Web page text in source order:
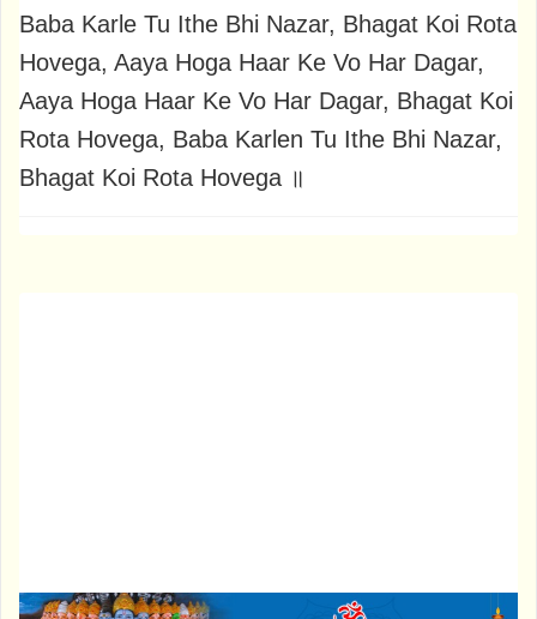
Baba Karle Tu Ithe Bhi Nazar, Bhagat Koi Rota
Hovega, Aaya Hoga Haar Ke Vo Har Dagar,
Aaya Hoga Haar Ke Vo Har Dagar, Bhagat Koi
Rota Hovega, Baba Karlen Tu Ithe Bhi Nazar,
Bhagat Koi Rota Hovega ॥